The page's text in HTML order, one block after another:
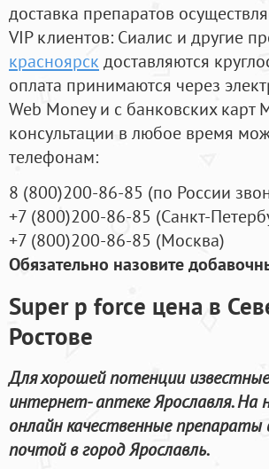
доставка препаратов
VIP клиентов: Сиалис и другие
красноярск доставляются
оплата принимаются через
Web Money и с банковских карт
консультации в любое время
телефонам:
8 (800)200-86-85 (по России
+7 (800)200-86-85 (Санкт-
+7 (800)200-86-85 (Москва)
Обязательно назовите
Super p force цена в
Ростове
Для хорошей потенции
интернет- аптеке Ярославля.
онлайн качественные
почтой в город Ярославль.